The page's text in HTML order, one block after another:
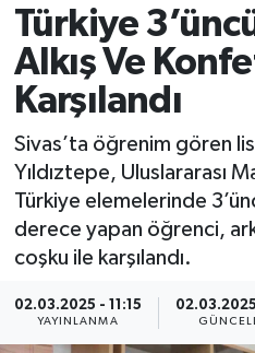
Türkiye
Alkış Ve
Karşılandı
Sivas’ta öğrenim gören
Yıldıztepe, Uluslararası
Türkiye elemelerinde
derece yapan öğrenci,
coşku ile karşılandı.
02.03.2025 - 11:15
YAYINLANMA
Yurttan Haberler
Ekonomi
Teknoloji
Sağlık
Rize Namaz Vakitleri
Rize Trafik Yoğunluk
Süper Lig Puan
Tüm Manşetler
Son Dakika Haberleri